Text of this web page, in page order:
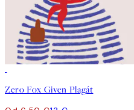
Zero Fox Given Plagát